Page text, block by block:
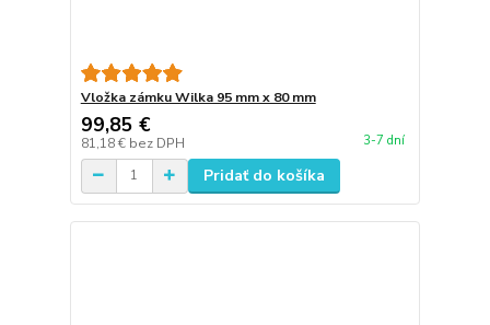
Vložka zámku Wilka 95 mm x 80 mm
99,85 €
81,18 € bez DPH 3-7 dní
Pridať do košíka